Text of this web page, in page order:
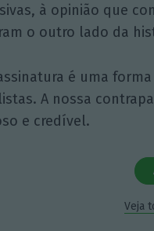
à opinião que
o outro lado da
é uma
A nossa
e credível.
Veja